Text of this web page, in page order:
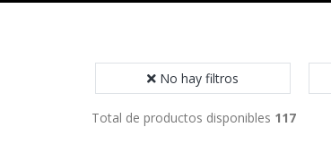
No hay filtros
Total de productos disponibles 117